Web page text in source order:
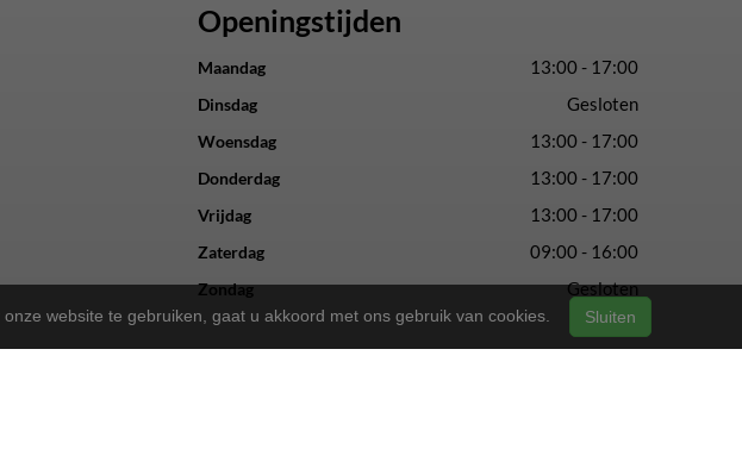
Openingstijden
Maandag 13:00 - 17:00
Dinsdag Gesloten
Woensdag 13:00 - 17:00
Donderdag 13:00 - 17:00
Vrijdag 13:00 - 17:00
Zaterdag 09:00 - 16:00
Zondag Gesloten
website te gebruiken, gaat u akkoord met ons gebruik van cookies. Sluiten